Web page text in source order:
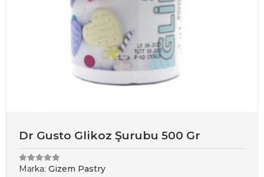
Dr Gusto Glikoz Şurubu 500 Gr
Marka: Gizem Pastry